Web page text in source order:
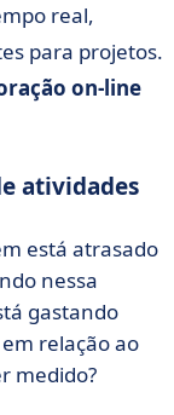
real,
para projetos.
on-line
atividades
está atrasado
nessa
gastando
relação ao
medido?